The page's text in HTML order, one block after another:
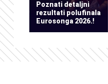
Poznati detaljni
rezultati polufinala
Eurosonga 2026.!